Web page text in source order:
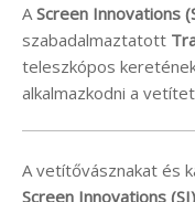
A Screen Innovations
szabadalmaztatott
teleszkópos
alkalmazkodni a
A vetítővásznakat és
Screen Innovations (SI)